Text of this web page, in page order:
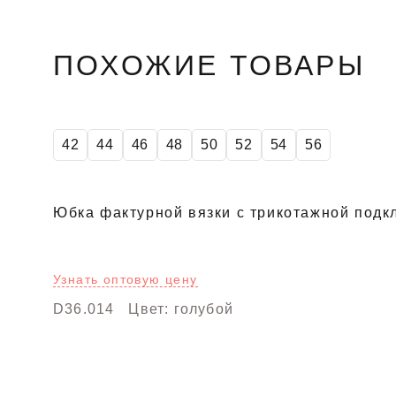
ПОХОЖИЕ ТОВАРЫ
42 44 46 48 50 52 54 56
Юбка фактурной вязки с трикотажной
Узнать оптовую цену
D36.014 Цвет: голубой